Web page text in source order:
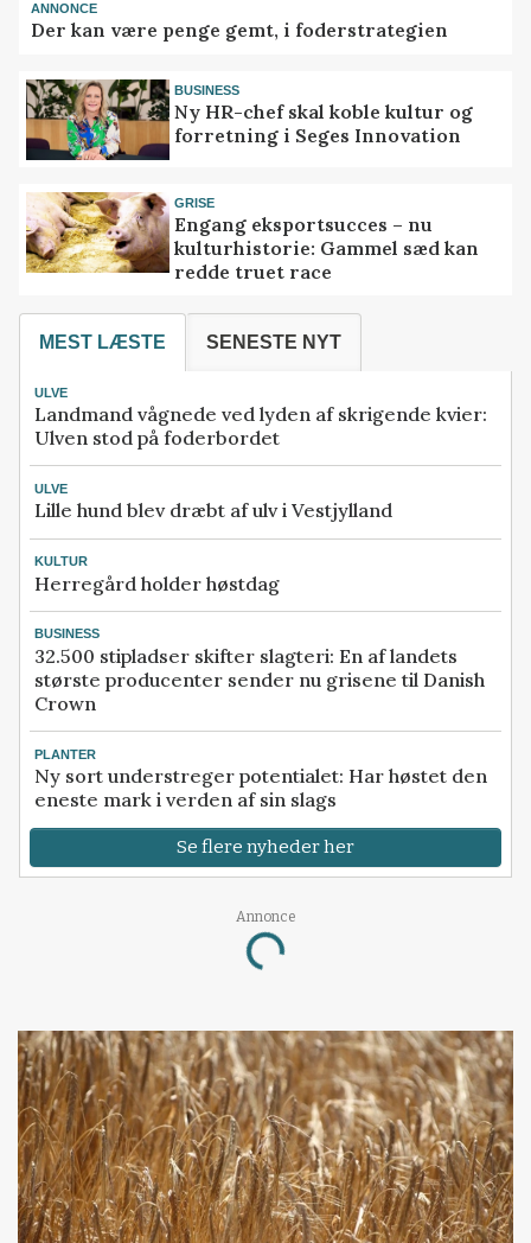
ANNONCE
Der kan være penge gemt, i foderstrategien
BUSINESS
Ny HR-chef skal koble kultur og
forretning i Seges Innovation
GRISE
Engang eksportsucces – nu
kulturhistorie: Gammel sæd kan
redde truet race
MEST LÆSTE SENESTE NYT
ULVE
Landmand vågnede ved lyden af skrigende kvier:
Ulven stod på foderbordet
ULVE
Lille hund blev dræbt af ulv i Vestjylland
KULTUR
Herregård holder høstdag
BUSINESS
32.500 stipladser skifter slagteri: En af landets
største producenter sender nu grisene til Danish
Crown
PLANTER
Ny sort understreger potentialet: Har høstet den
eneste mark i verden af sin slags
Se flere nyheder her
Annonce
Loading...